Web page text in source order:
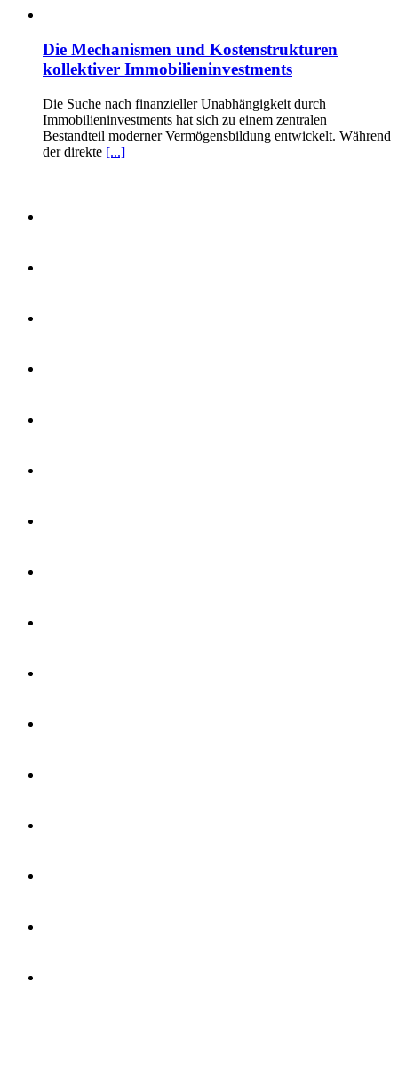
Die Mechanismen und Kostenstrukturen
kollektiver Immobilieninvestments
Die Suche nach finanzieller Unabhängigkeit durch
Immobilieninvestments hat sich zu einem zentralen
Bestandteil moderner Vermögensbildung entwickelt. Während
der direkte [...]